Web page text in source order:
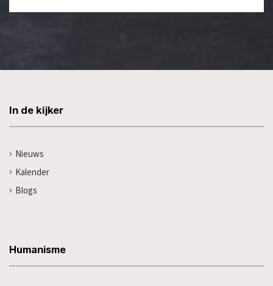
In de kijker
Nieuws
Kalender
Blogs
Humanisme